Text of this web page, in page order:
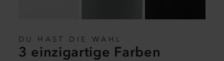
DU HAST DIE WAHL
3 einzigartige Farben